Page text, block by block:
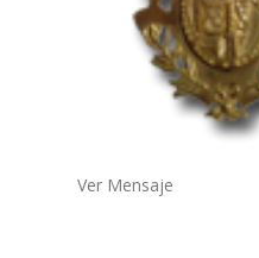
Ver Mensaje